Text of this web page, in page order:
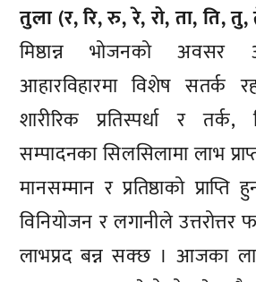
तुला (र, रि, रु, रे, रो, ता, ति,
मिष्ठान्न भोजनको
आहारविहारमा विशेष सतर्क
शारीरिक प्रतिस्पर्धा र
सम्पादनका सिलसिलामा लाभ
मानसम्मान र प्रतिष्ठाको
विनियोजन र लगानीले उत्तरोत्तर
लाभप्रद बन्न सक्छ । आजका